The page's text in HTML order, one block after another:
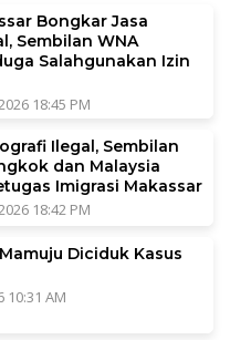
Bongkar Jasa
Sembilan WNA
Salahgunakan Izin
18:45 PM
Ilegal, Sembilan
dan Malaysia
Imigrasi Makassar
18:42 PM
Diciduk Kasus
10:31 AM